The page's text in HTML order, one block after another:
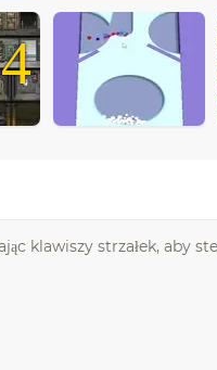
4
klawiszy strzałek, aby